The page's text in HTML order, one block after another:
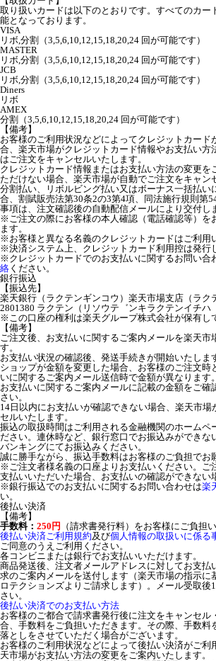
取り扱いカードは以下のとおりです。すべてのカー
能となっております。
VISA
リボ,分割（3,5,6,10,12,15,18,20,24 回が可能です）
MASTER
リボ,分割（3,5,6,10,12,15,18,20,24 回が可能です）
JCB
リボ,分割（3,5,6,10,12,15,18,20,24 回が可能です）
Diners
リボ
AMEX
分割（3,5,6,10,12,15,18,20,24 回が可能です）
【備考】
お客様のご利用状況などによってクレジットカード
合、楽天市場がクレジットカード情報やお支払い方
はご注文をキャンセルいたします。
クレジットカード情報またはお支払い方法の変更を
ただけない場合、楽天市場が自動でご注文をキャン
分割払い、リボルビング払い又はボーナス一括払い
合、割賦販売法第30条2の3第4項、同法施行規則第
事項は、注文確認後の自動配信メールにより交付し
※ご注文の際にお客様の本人確認（電話確認等）を
ます。
※お客様と異なる名義のクレジットカードはご利用
※決済システム上、クレジットカード利用控は発行
※クレジットカードでのお支払いに関するお問い合
絡 ください。
銀行振込
【振込先】
楽天銀行（ラクテンギンコウ）楽天市場支店（ラク
2801380 ラクテン（リソウテ゛ンキラクテンイチハ
※この口座の権利は楽天グループ株式会社が保有し
【備考】
ご注文後、お支払いに関するご案内メールを楽天市
す。
お支払い状況の確認後、発送手続きが開始いたしま
ショップが金額を変更した場合、お客様のご注文時
いに関するご案内メール送信時で金額が異なります。
お支払いに関するご案内メールに記載の金額をご確
さい。
14日以内にお支払いが確認できない場合、楽天市場
セルいたします。
振込の取扱時間はご利用される金融機関のホームペ
ださい。連休時など、銀行窓口でお振込みができな
バンキングにてお振込みください。
誠に勝手ながら、振込手数料はお客様のご負担でお
※ご注文者様名義の口座よりお支払いください。ご
支払いいただいた場合、お支払いの確認ができない
※銀行振込でのお支払いに関するお問い合わせは楽
い。
後払い決済
【備考】
手数料： 250円
（請求書発行料）をお客様にご負担
後払い決済ご利用規約及び個人情報の取扱いに係る
ご同意のうえご利用ください。
各コンビニまたは銀行でお支払いいただけます。
商品発送後、注文者メールアドレスに対してお支払
求のご案内メールを送付します（楽天市場の指示に
ロテクションズよりご請求します）。メール受取後
さい。
後払い決済でのお支払い方法
お客様のご都合で請求書発行後に注文をキャンセル
合、手数料をご負担いただきます。その際、手数料
落としをさせていただく場合がございます。
お客様のご利用状況などによって後払い決済がご利
天市場がお支払い方法の変更をご案内いたします。